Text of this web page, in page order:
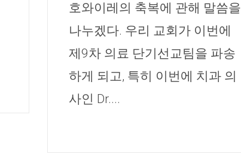
호와이레의 축복에 관해 말씀을
나누겠다. 우리 교회가 이번에
제9차 의료 단기선교팀을 파송
하게 되고, 특히 이번에 치과 의
사인 Dr....